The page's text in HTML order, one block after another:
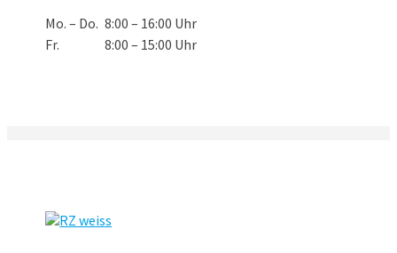
Mo. – Do. 8:00 – 16:00 Uhr
Fr.
8:00 – 15:00 Uhr